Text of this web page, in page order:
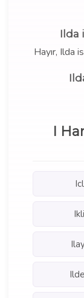
Ilda
Hayır, Ilda
I